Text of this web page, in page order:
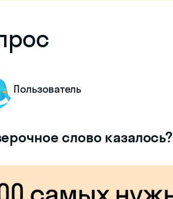
Пользователь
слово казалось?